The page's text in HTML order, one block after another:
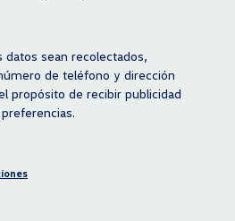
*
datos sean recolectados,
de teléfono y dirección
propósito de recibir publicidad